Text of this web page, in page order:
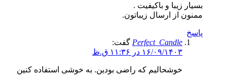
بسیار زیبا و باکیفیت .
ممنون از ارسال زیباتون.
پاسخ
Perfect_Candle گفت:
۱۶/۰۹/۱۴۰۳ در ۱۱:۳۶ ق.ظ
خوشحالیم که راضی بودین. به خوشی استفاده کنین